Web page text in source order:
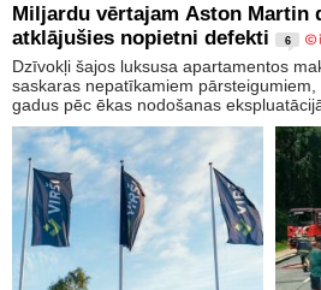
Miljardu vērtajam Aston Martin
atklājušies nopietni defekti
6
Dzīvokļi šajos luksusa apartamentos
saskaras nepatīkamiem
gadus pēc ēkas nodošanas